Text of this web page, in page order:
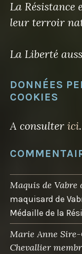
La Résistance
leur terroir
La Liberté
DONNÉES
COOKIES
A consulter ici.
Maquis de Vabre
maquisard de
Médaille de la
Marie Anne
Chevallier